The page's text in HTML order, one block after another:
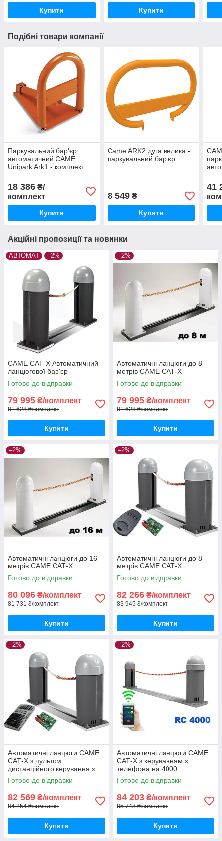
Купити Купити
Подібні товари компанії
Паркувальний бар'єр
автоматичний CAME
Unipark Ark1 - комплект
18 386 ₴/
комплект
Купити
Came ARK2 дуга велика -
паркувальний бар'єр
8 549₴
Купити
41
Акційні пропозиції та новинки
АВТОМАТ –2%
CAME САТ-X Автоматичний
ланцюгової бар'єр
Готово до відправки
79 995 ₴/комплект
81 628 ₴/комплект
Купити
–2%
Автоматичні ланцюги до 8
метрів CAME САТ-X
Готово до відправки
79 995 ₴/комплект
81 628 ₴/комплект
Купити
–2%
Автоматичні ланцюги до 16
метрів CAME САТ-X
Готово до відправки
80 096 ₴/комплект
81 731 ₴/комплект
Купити
–2%
Автоматичні ланцюги до 8
метрів CAME САТ-X
Готово до відправки
82 266 ₴/комплект
83 945 ₴/комплект
Купити
–2%
Автоматичні ланцюги CAME
САТ-X з пультом
дистанційного керування з
захистом від копіювання
TWIN
Готово до відправки
82 569 ₴/комплект
84 254 ₴/комплект
Купити
–2%
Автоматичні ланцюги CAME
САТ-X з керуванням з
телефона на 4000
користувачів
Готово до відправки
84 203 ₴/комплект
85 748 ₴/комплект
Купити